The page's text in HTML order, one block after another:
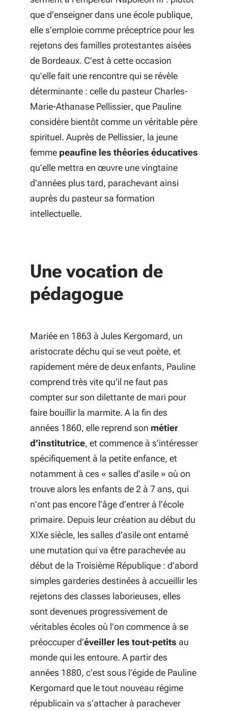
que d’enseigner dans une école publique,
elle s’emploie comme préceptrice pour les
rejetons des familles protestantes aisées
de Bordeaux. C’est à cette occasion
qu’elle fait une rencontre qui se révèle
déterminante : celle du pasteur Charles-
Marie-Athanase Pellissier, que Pauline
considère bientôt comme un véritable père
spirituel. Auprès de Pellissier, la jeune
femme peaufine les théories éducatives
qu’elle mettra en œuvre une vingtaine
d’années plus tard, parachevant ainsi
auprès du pasteur sa formation
intellectuelle.
Une vocation de
pédagogue
Mariée en 1863 à Jules Kergomard, un
aristocrate déchu qui se veut poète, et
rapidement mère de deux enfants, Pauline
comprend très vite qu’il ne faut pas
compter sur son dilettante de mari pour
faire bouillir la marmite. A la fin des
années 1860, elle reprend son métier
d’institutrice, et commence à s’intéresser
spécifiquement à la petite enfance, et
notamment à ces « salles d’asile » où on
trouve alors les enfants de 2 à 7 ans, qui
n’ont pas encore l’âge d’entrer à l’école
primaire. Depuis leur création au début du
XIXe siècle, les salles d’asile ont entamé
une mutation qui va être parachevée au
début de la Troisième République : d’abord
simples garderies destinées à accueillir les
rejetons des classes laborieuses, elles
sont devenues progressivement de
véritables écoles où l’on commence à se
préoccuper d’éveiller les tout-petits au
monde qui les entoure. A partir des
années 1880, c’est sous l’égide de Pauline
Kergomard que le tout nouveau régime
républicain va s’attacher à parachever